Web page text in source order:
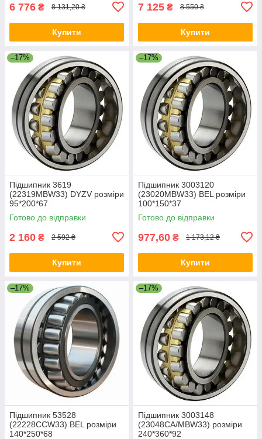
6 776 ₴ 8 131,20 ₴
Купити
7 125 ₴ 8 550 ₴
Купити
–17%
Підшипник 3619
(22319MBW33) DYZV розміри
95*200*67
Готово до відправки
2 160 ₴ 2 592 ₴
Купити
–17%
Підшипник 3003120
(23020MBW33) BEL розміри
100*150*37
Готово до відправки
977,60 ₴ 1 173,12 ₴
Купити
–17%
Підшипник 53528
(22228CCW33) BEL розміри
140*250*68
–17%
Підшипник 3003148
(23048CA/MBW33) розміри
240*360*92